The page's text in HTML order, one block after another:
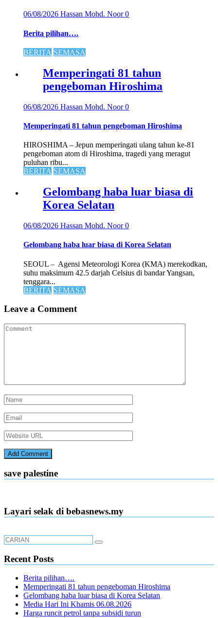
06/08/2026 Hassan Mohd. Noor0
Berita pilihan….
BERITA SEMASA
Memperingati 81 tahun
pengeboman Hiroshima
06/08/2026 Hassan Mohd. Noor0
Memperingati 81 tahun pengeboman Hiroshima
HIROSHIMA – Jepun memperingati ulang tahun ke-81
pengeboman atom di Hiroshima, tragedi yang meragut
puluhan ribu...
BERITA SEMASA
Gelombang haba luar biasa di
Korea Selatan
06/08/2026 Hassan Mohd. Noor0
Gelombang haba luar biasa di Korea Selatan
SEOUL – Agensi Meteorologi Korea (KMA) merekodkan,
suhu maksimum 42.5 darjah Celsius di bandar Yangsan,
tenggara...
BERITA SEMASA
Leave a Comment
save palestine
Layari selak di bebasnews.my
Recent Posts
Berita pilihan….
Memperingati 81 tahun pengeboman Hiroshima
Gelombang haba luar biasa di Korea Selatan
Media Hari Ini Khamis 06.08.2026
Harga runcit petrol tanpa subsidi turun